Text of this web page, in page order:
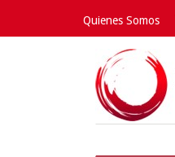
Quienes Somos